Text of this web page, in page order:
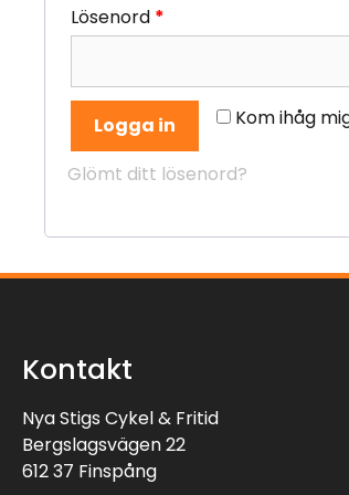
Lösenord *
Kom ihåg
Logga in
Glömt ditt lösenord?
Kontakt
Nya Stigs Cykel & Fritid
Bergslagsvägen 22
612 37 Finspång